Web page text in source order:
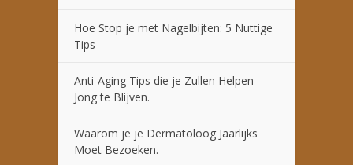
Hoe Stop je met Nagelbijten: 5 Nuttige
Tips
Anti-Aging Tips die je Zullen Helpen
Jong te Blijven.
Waarom je je Dermatoloog Jaarlijks
Moet Bezoeken.